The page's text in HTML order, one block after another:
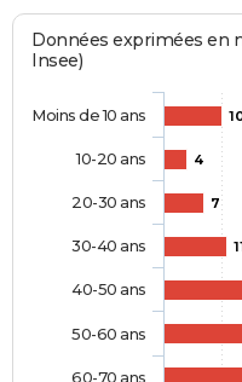
Données exprimées en
Insee)
4
7
Moins de 10 ans
10-20 ans
20-30 ans
30-40 ans
40-50 ans
50-60 ans
60-70 ans